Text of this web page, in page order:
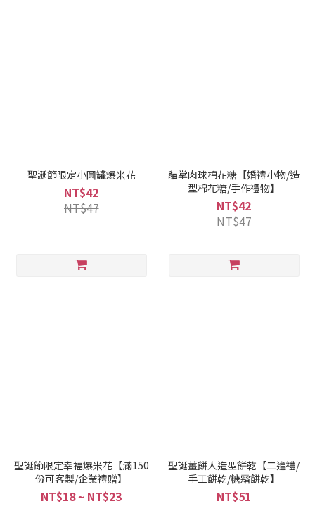
聖誕節限定小圓罐爆米花
NT$42
NT$47
貓掌肉球棉花糖【婚禮小物/造
型棉花糖/手作禮物】
NT$42
NT$47
聖誕節限定幸福爆米花【滿150
份可客製/企業禮贈】
NT$18 ~ NT$23
聖誕薑餅人造型餅乾【二進禮/
手工餅乾/糖霜餅乾】
NT$51